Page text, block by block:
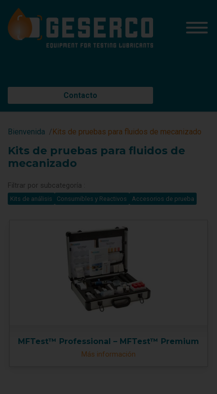
Contacto
Bienvenida Kits de pruebas para fluidos de mecanizado
Kits de pruebas para fluidos de
mecanizado
Filtrar por subcategoría :
Kits de análisis Consumibles y Reactivos Accesorios de prueba
MFTest™ Professional – MFTest™ Premium
Más información